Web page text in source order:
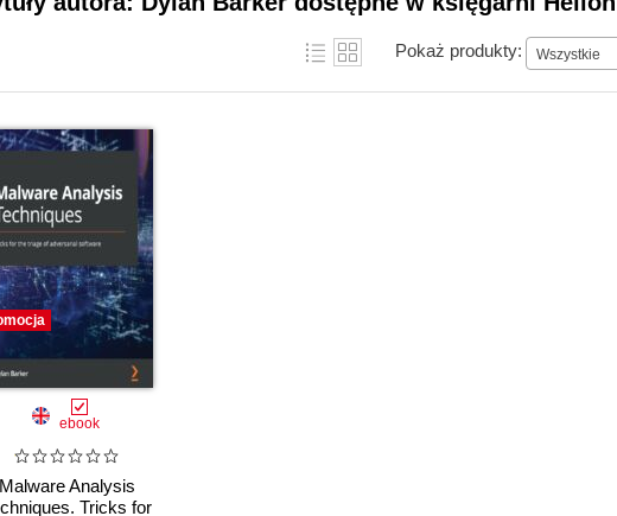
Pokaż produkty: Wszystkie
ebook
Malware Analysis
Tricks for